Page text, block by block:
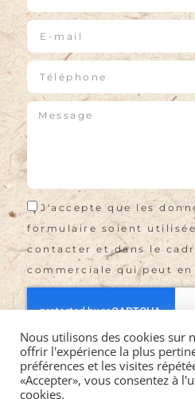
J'accepte que les
formulaire soient
contacter et dans le
commerciale qui peut en
Nous utilisons des cookies sur
offrir l'expérience la plus
préférences et les visites
«Accepter», vous consentez à
cookies.